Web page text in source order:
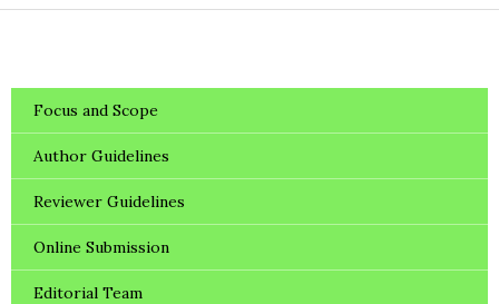
Focus and Scope
Author Guidelines
Reviewer Guidelines
Online Submission
Editorial Team